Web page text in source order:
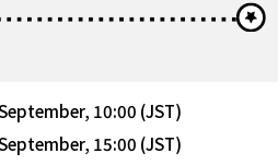
10:00 (JST)
15:00 (JST)